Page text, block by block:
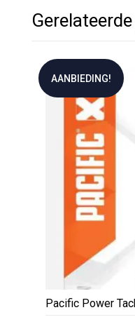
AANBIEDING!
Pacific Power